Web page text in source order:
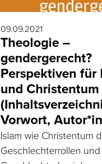
09.09.2021
Theologie –
gendergerecht?
Perspektiven für
und Christentum
Vorwort,
Islam wie Christentum
Geschlechterrollen und